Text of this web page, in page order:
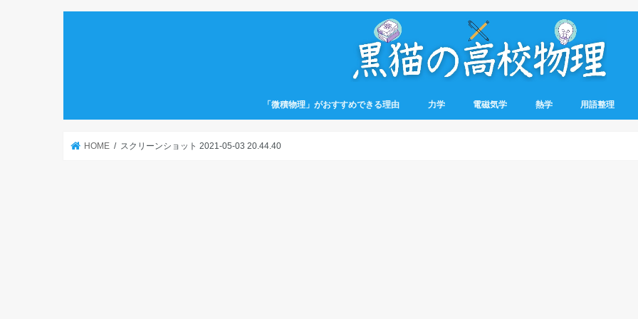
「微積物理」がおすすめできる理由 力学 電磁気学 熱学 用語整理
HOME スクリーンショット 2021-05-03 20.44.40